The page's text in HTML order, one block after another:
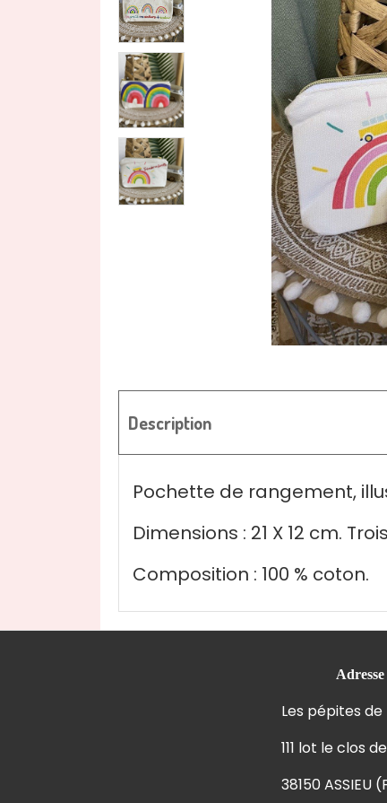
Description
Pochette de rangement,
Dimensions : 21 X 12 cm.
Composition : 100 % coton.
Adresse
Les pépites
111 lot le clos
38150 ASSIEU